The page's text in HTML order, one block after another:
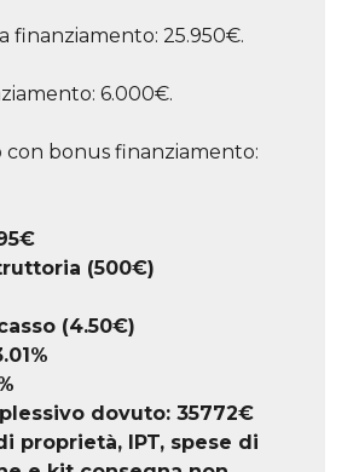
finanziamento: 25.950€.
6.000€.
con bonus finanziamento:
€
(500€)
(4.50€)
dovuto: 35772€
proprietà, IPT, spese di